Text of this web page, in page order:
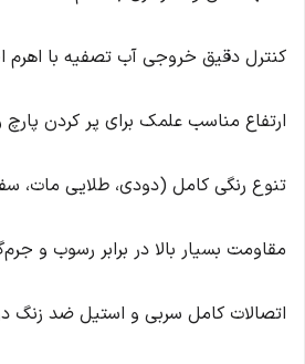
کنترل دقیق خروجی آب تصفیه با
ارتفاع مناسب علمک برای پر کردن پارچ
تنوع رنگی کامل (دودی، طلایی مات،
مقاومت بسیار بالا در برابر رسوب و
اتصالات کامل سربی و استیل ضد